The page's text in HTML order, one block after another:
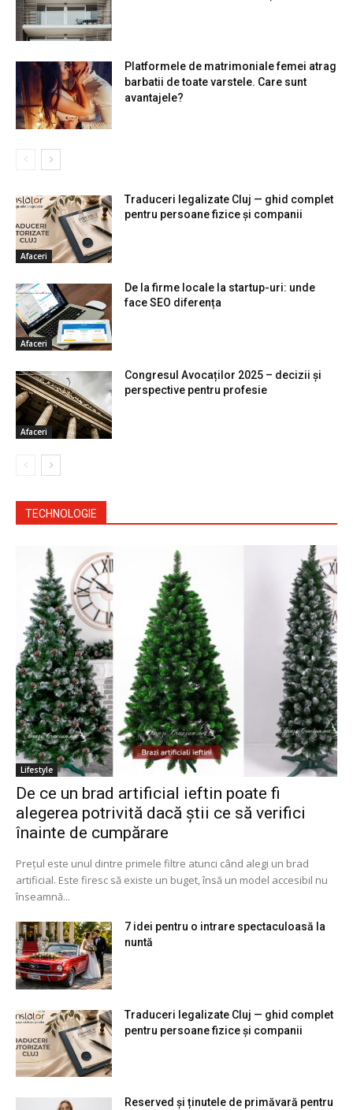
Platformele de matrimoniale femei atrag
barbatii de toate varstele. Care sunt
avantajele?
Afaceri
Traduceri legalizate Cluj — ghid complet
pentru persoane fizice și companii
Afaceri
De la firme locale la startup-uri: unde
face SEO diferența
Afaceri
Congresul Avocaților 2025 – decizii și
perspective pentru profesie
TECHNOLOGIE
Lifestyle
De ce un brad artificial ieftin poate fi
alegerea potrivită dacă știi ce să verifici
înainte de cumpărare
Prețul este unul dintre primele filtre atunci când alegi un brad
artificial. Este firesc să existe un buget, însă un model accesibil nu
înseamnă...
7 idei pentru o intrare spectaculoasă la
nuntă
Traduceri legalizate Cluj — ghid complet
pentru persoane fizice și companii
Reserved și ținutele de primăvară pentru